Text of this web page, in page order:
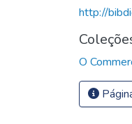
http://
O